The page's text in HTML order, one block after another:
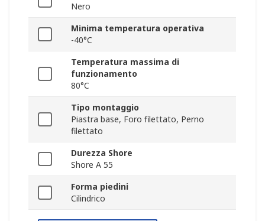
Nero
Minima temperatura operativa
-40°C
Temperatura massima di
funzionamento
80°C
Tipo montaggio
Piastra base, Foro filettato, Perno
filettato
Durezza Shore
Shore A 55
Forma piedini
Cilindrico